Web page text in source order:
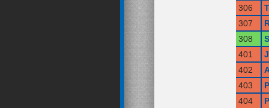
306
307
308
401
402
403
404